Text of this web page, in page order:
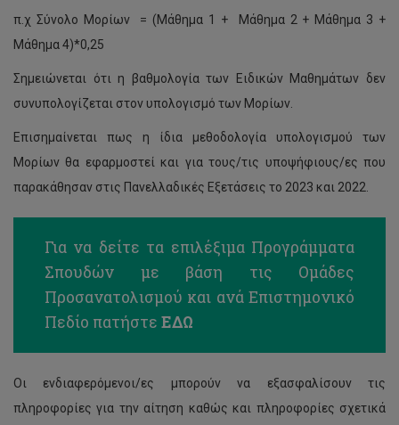
π.χ Σύνολο Μορίων = (Μάθημα 1 + Μάθημα 2 + Μάθημα 3 +
Μάθημα 4)*0,25
Σημειώνεται ότι η βαθμολογία των Ειδικών Μαθημάτων δεν
συνυπολογίζεται στον υπολογισμό των Μορίων.
Επισημαίνεται πως η ίδια μεθοδολογία υπολογισμού των
Μορίων θα εφαρμοστεί και για τους/τις υποψήφιους/ες που
παρακάθησαν στις Πανελλαδικές Εξετάσεις το 2023 και 2022.
Για να δείτε τα επιλέξιμα Προγράμματα
Σπουδών με βάση τις Ομάδες
Προσανατολισμού και ανά Επιστημονικό
Πεδίο πατήστε ΕΔΩ
Οι ενδιαφερόμενοι/ες μπορούν να εξασφαλίσουν τις
πληροφορίες για την αίτηση καθώς και πληροφορίες σχετικά